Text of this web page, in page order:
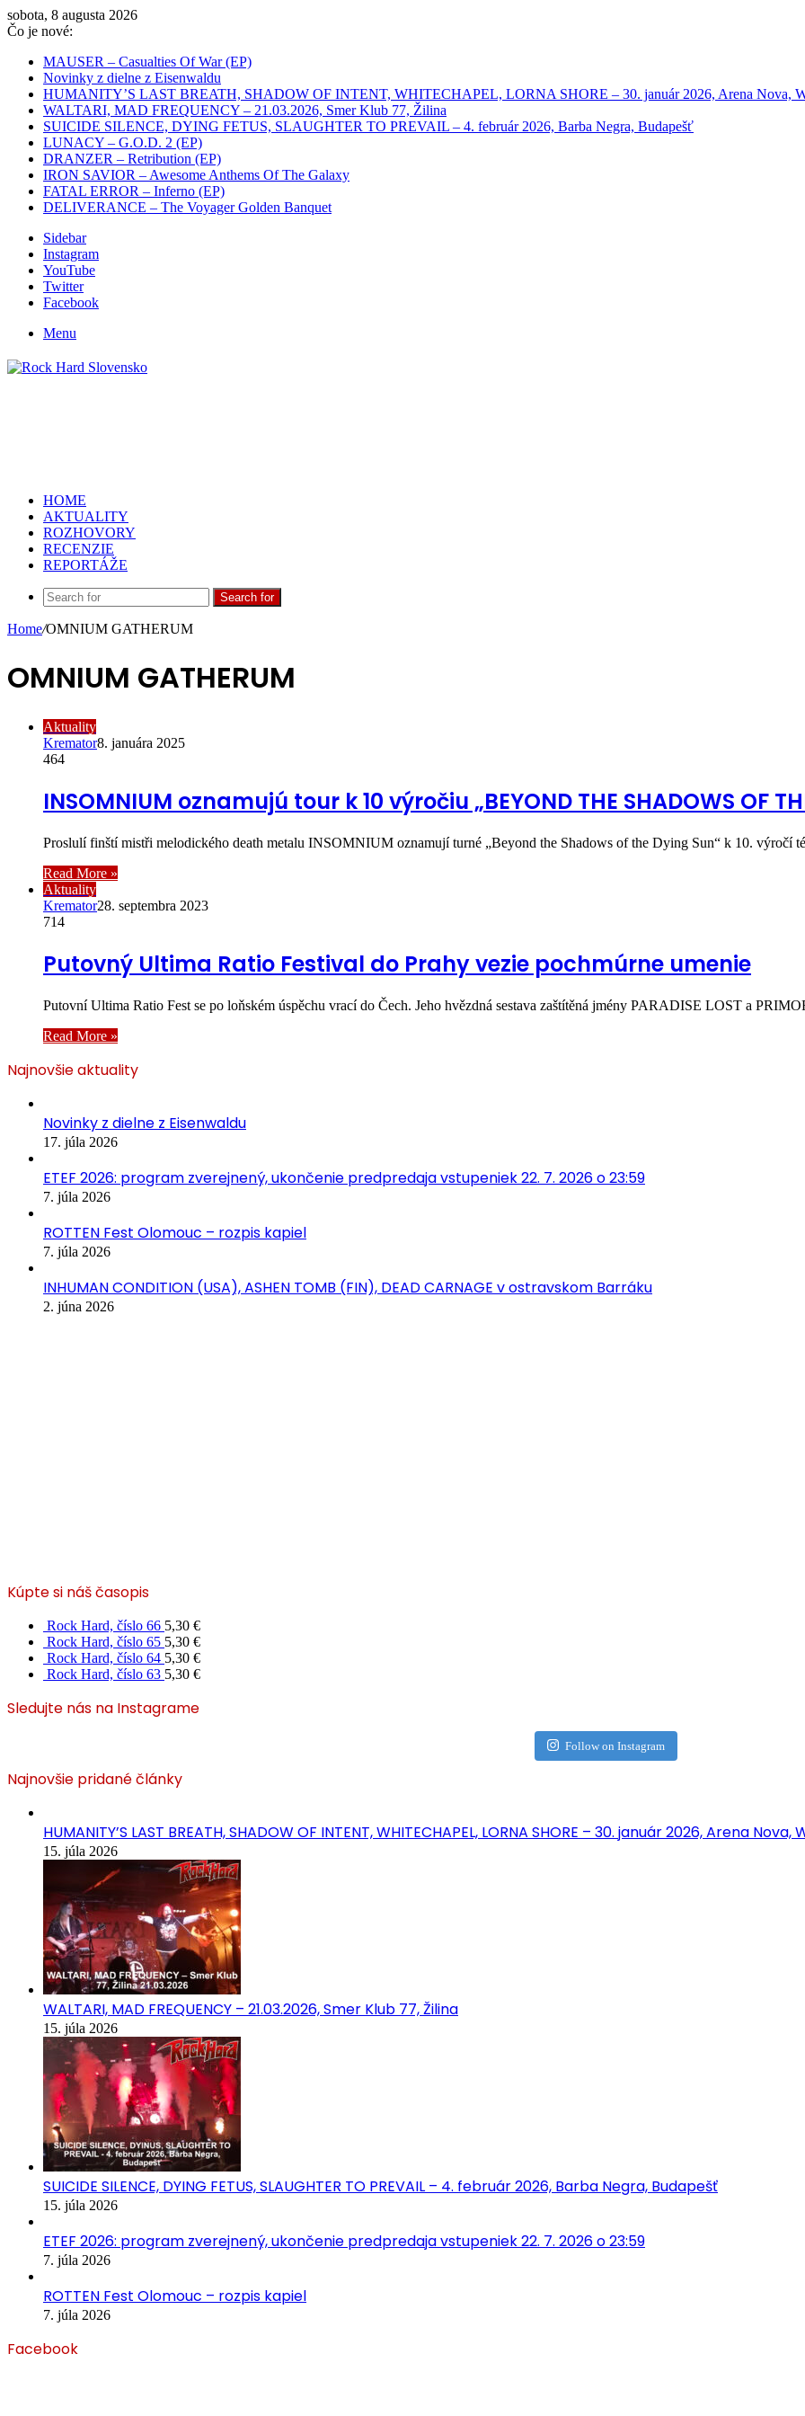
sobota, 8 augusta 2026
Čo je nové:
MAUSER – Casualties Of War (EP)
Novinky z dielne z Eisenwaldu
HUMANITY’S LAST BREATH, SHADOW OF INTENT, WHITECHAPEL, LORNA SHORE – 30. január 2026, Arena Nova,
WALTARI, MAD FREQUENCY – 21.03.2026, Smer Klub 77, Žilina
SUICIDE SILENCE, DYING FETUS, SLAUGHTER TO PREVAIL – 4. február 2026, Barba Negra, Budapešť
LUNACY – G.O.D. 2 (EP)
DRANZER – Retribution (EP)
IRON SAVIOR – Awesome Anthems Of The Galaxy
FATAL ERROR – Inferno (EP)
DELIVERANCE – The Voyager Golden Banquet
Sidebar
Instagram
YouTube
Twitter
Facebook
Menu
HOME
AKTUALITY
ROZHOVORY
RECENZIE
REPORTÁŽE
Search for
Home/OMNIUM GATHERUM
OMNIUM GATHERUM
Aktuality
Kremator8. januára 2025
464
INSOMNIUM oznamujú tour k 10 výročiu „BEYOND THE SHADOWS OF
Proslulí finští mistři melodického death metalu INSOMNIUM oznamují turné „Beyond the Shadows of the Dying Sun“ k 10. výročí
Read More »
Aktuality
Kremator28. septembra 2023
714
Putovný Ultima Ratio Festival do Prahy vezie pochmúrne umenie
Putovní Ultima Ratio Fest se po loňském úspěchu vrací do Čech. Jeho hvězdná sestava zaštítěná jmény PARADISE LOST a
Read More »
Najnovšie aktuality
Novinky z dielne z Eisenwaldu
17. júla 2026
ETEF 2026: program zverejnený, ukončenie predpredaja vstupeniek 22. 7. 2026 o 23:59
7. júla 2026
ROTTEN Fest Olomouc – rozpis kapiel
7. júla 2026
INHUMAN CONDITION (USA), ASHEN TOMB (FIN), DEAD CARNAGE v ostravskom Barráku
2. júna 2026
Kúpte si náš časopis
Rock Hard, číslo 66 5,30 €
Rock Hard, číslo 65 5,30 €
Rock Hard, číslo 64 5,30 €
Rock Hard, číslo 63 5,30 €
Sledujte nás na Instagrame
Follow on Instagram
Najnovšie pridané články
HUMANITY’S LAST BREATH, SHADOW OF INTENT, WHITECHAPEL, LORNA SHORE – 30. január 2026, Arena
15. júla 2026
WALTARI, MAD FREQUENCY – 21.03.2026, Smer Klub 77, Žilina
15. júla 2026
SUICIDE SILENCE, DYING FETUS, SLAUGHTER TO PREVAIL – 4. február 2026, Barba Negra, Budapešť
15. júla 2026
ETEF 2026: program zverejnený, ukončenie predpredaja vstupeniek 22. 7. 2026 o 23:59
7. júla 2026
ROTTEN Fest Olomouc – rozpis kapiel
7. júla 2026
Facebook